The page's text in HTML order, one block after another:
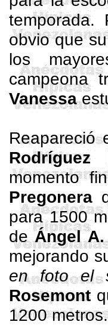
temporada.
obvio que
los
campeona
Vanessa
Rodríguez
momento
Pregonera
para 1500
deÁngel
mejorando
en foto el
Rosemont
1200 metros.